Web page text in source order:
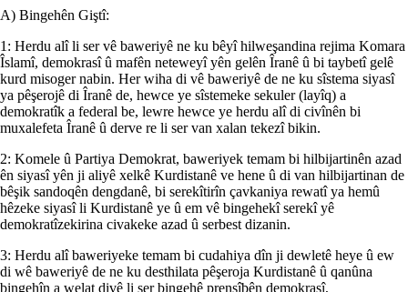
A) Bingehên Giştî:
1: Herdu alî li ser vê baweriyê ne ku bêyî hilweşandina rejima Komara
Îslamî, demokrasî û mafên neteweyî yên gelên Îranê û bi taybetî gelê
kurd misoger nabin. Her wiha di vê baweriyê de ne ku sîstema siyasî
ya pêşerojê di Îranê de, hewce ye sîstemeke sekuler (layîq) a
demokratîk a federal be, lewre hewce ye herdu alî di civînên bi
muxalefeta Îranê û derve re li ser van xalan tekezî bikin.
2: Komele û Partiya Demokrat, baweriyek temam bi hilbijartinên azad
ên siyasî yên ji aliyê xelkê Kurdistanê ve hene û di van hilbijartinan de
bêşik sandoqên dengdanê, bi serekîtirîn çavkaniya rewatî ya hemû
hêzeke siyasî li Kurdistanê ye û em vê bingehekî serekî yê
demokratîzekirina civakeke azad û serbest dizanin.
3: Herdu alî baweriyeke temam bi cudahiya dîn ji dewletê heye û ew
di wê baweriyê de ne ku desthilata pêşeroja Kurdistanê û qanûna
bingehîn a welat divê li ser bingehê prensîbên demokrasî,